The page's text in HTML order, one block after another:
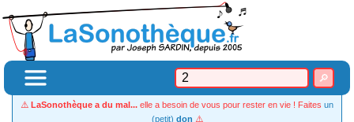
⚠️ LaSonothèque a du mal... elle a besoin de vous pour rester en vie ! Faites un
(petit) don ⚠️